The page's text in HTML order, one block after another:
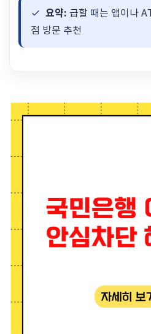
요약: 급할 때는 앱이나
점 방문 추천